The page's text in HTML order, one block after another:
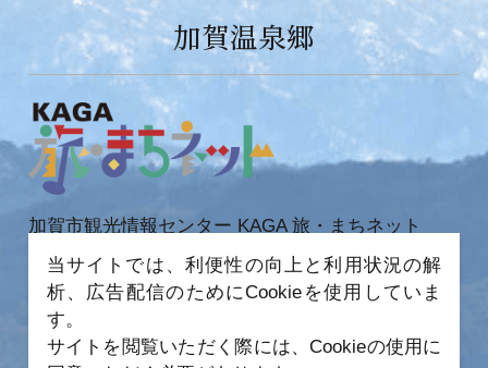
加賀温泉郷
加賀市観光情報センター KAGA 旅・まちネット
〒922-0423
石川県加賀市作見町ヲ6-2 JR 加賀温泉駅内
TEL 0761-72-6678
当サイトでは、利便性の向上と利用状況の解
析、広告配信のためにCookieを使用していま
す。
サイトを閲覧いただく際には、Cookieの使用に